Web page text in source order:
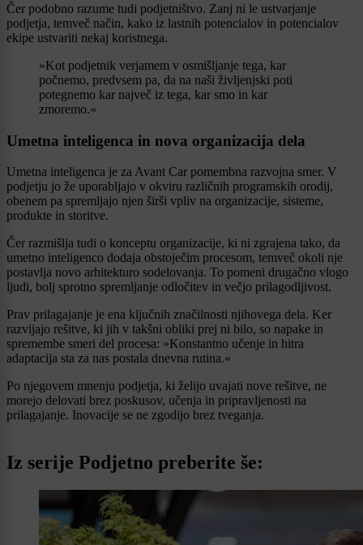
Čer podobno razume tudi podjetništvo. Zanj ni le ustvarjanje
podjetja, temveč način, kako iz lastnih potencialov in potencialov
ekipe ustvariti nekaj koristnega.
»Kot podjetnik verjamem v osmišljanje tega, kar
počnemo, predvsem pa, da na naši življenjski poti
potegnemo kar največ iz tega, kar smo in kar
zmoremo.«
Umetna inteligenca in nova organizacija dela
Umetna inteligenca je za Avant Car pomembna razvojna smer. V
podjetju jo že uporabljajo v okviru različnih programskih orodij,
obenem pa spremljajo njen širši vpliv na organizacije, sisteme,
produkte in storitve.
Čer razmišlja tudi o konceptu organizacije, ki ni zgrajena tako, da
umetno inteligenco dodaja obstoječim procesom, temveč okoli nje
postavlja novo arhitekturo sodelovanja. To pomeni drugačno vlogo
ljudi, bolj sprotno spremljanje odločitev in večjo prilagodljivost.
Prav prilagajanje je ena ključnih značilnosti njihovega dela. Ker
razvijajo rešitve, ki jih v takšni obliki prej ni bilo, so napake in
spremembe smeri del procesa: »Konstantno učenje in hitra
adaptacija sta za nas postala dnevna rutina.«
Po njegovem mnenju podjetja, ki želijo uvajati nove rešitve, ne
morejo delovati brez poskusov, učenja in pripravljenosti na
prilagajanje. Inovacije se ne zgodijo brez tveganja.
Iz serije Podjetno preberite še: